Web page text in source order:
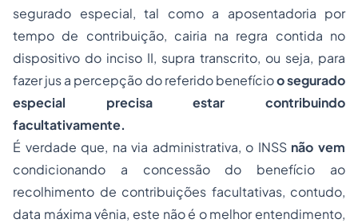
segurado especial, tal como a aposentadoria por
tempo de contribuição, cairia na regra contida no
dispositivo do inciso II, supra transcrito, ou seja, para
fazer jus a percepção do referido benefícioo segurado
especial precisa estar contribuindo
facultativamente.
É verdade que, na via administrativa, o INSS não vem
condicionando a concessão do benefício ao
recolhimento de contribuições facultativas, contudo,
data máxima vênia, este não é o melhor entendimento,